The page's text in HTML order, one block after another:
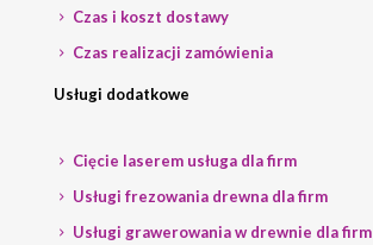
Czas i koszt dostawy
Czas realizacji zamówienia
Usługi dodatkowe
Cięcie laserem usługa dla firm
Usługi frezowania drewna dla firm
Usługi grawerowania w drewnie dla firm